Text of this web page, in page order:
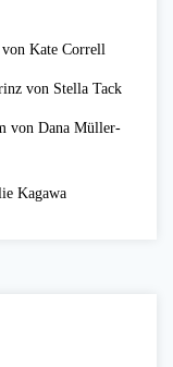
Kate Correll
von Stella Tack
von Dana Müller-
Kagawa